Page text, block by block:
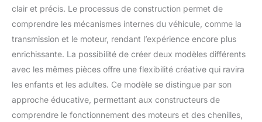
aidant les jeunes
constructeurs à
compétences motrices,
la coordination main-œil
et l'imagination Ce jouet
motorisé 2 en 1 se
transforme en bolide
télécommandé Le bolide
télécommandé mesure
clair et précis. Le processus de construction permet de
comprendre les mécanismes internes du véhicule, comme la
transmission et le moteur, rendant l’expérience encore plus
enrichissante. La possibilité de créer deux modèles différents
avec les mêmes pièces offre une flexibilité créative qui ravira
les enfants et les adultes. Ce modèle se distingue par son
approche éducative, permettant aux constructeurs de
comprendre le fonctionnement des moteurs et des chenilles,